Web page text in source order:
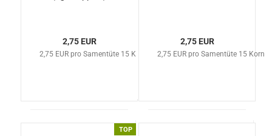
2,75 EUR
2,75 EUR pro Samentüte 15 Korn
2,75 EUR
2,75 EUR pro Samentüte 15 Korn
TOP